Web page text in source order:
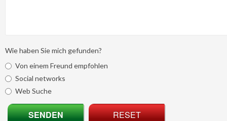
Wie haben Sie mich gefunden?
Von einem Freund empfohlen
Social networks
Web Suche
SENDEN RESET